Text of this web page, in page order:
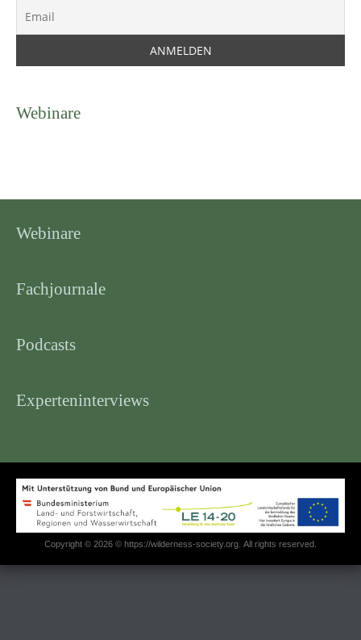
Webinare
Webinare
Fachjournale
Podcasts
Experteninterviews
Copyright © 2026 © https://wilderness-society.org. All rights reserved.